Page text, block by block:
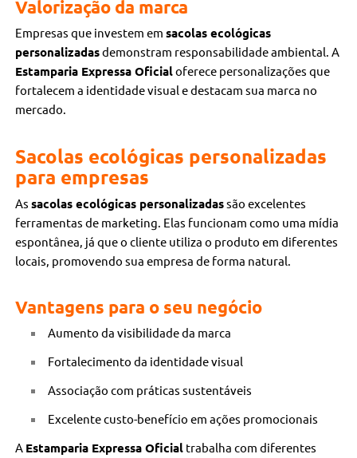
Valorização da marca
Empresas que investem emsacolas ecológicas
personalizadasdemonstram responsabilidade ambiental. A
Estamparia Expressa Oficialoferece personalizações que
fortalecem a identidade visual e destacam sua marca no
mercado.
Sacolas ecológicas personalizadas
para empresas
Assacolas ecológicas personalizadassão excelentes
ferramentas de marketing. Elas funcionam como uma mídia
espontânea, já que o cliente utiliza o produto em diferentes
locais, promovendo sua empresa de forma natural.
Vantagens para o seu negócio
Aumento da visibilidade da marca
Fortalecimento da identidade visual
Associação com práticas sustentáveis
Excelente custo-benefício em ações promocionais
A Estamparia Expressa Oficial trabalha com diferentes